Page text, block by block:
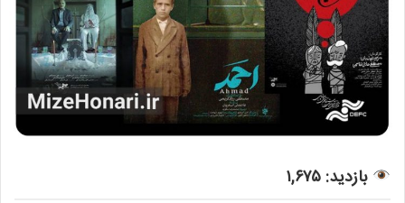
بازدید: ۱,۶۷۵